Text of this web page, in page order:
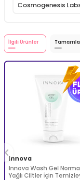
Cosmogenesis
İlgili Ürünler
Innova
Innova Wash Gel
Yağlı Ciltler İçin